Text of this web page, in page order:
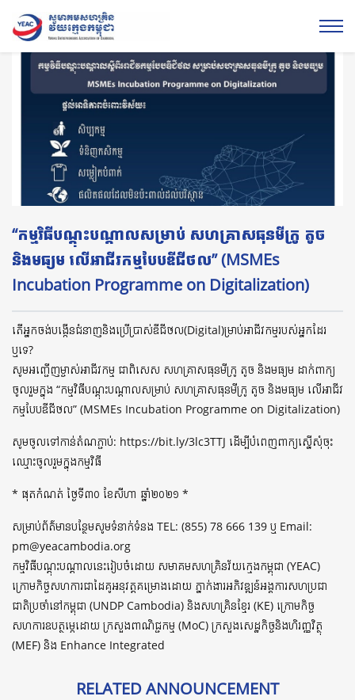
“កម្មវិធីបណ្តុះបណ្តាលសម្រាប់ សហគ្រាសធុនមីក្រូ តូច
និងមធ្យម លើអាជីវកម្មបែបឌីជីថល” (MSMEs
Incubation Programme on Digitalization)
តើអ្នកចង់បង្កើនជំនាញនិងប្រើប្រាស់ឌីជីថល(Digital)ម្រាប់អាជីវកម្មរបស់អ្នកដែរ
ឬទេ?
សូមអញ្ជើញម្ចាស់អាជីវកម្ម ជាពិសេស សហគ្រាសធុនមីក្រូ តូច និងមធ្យម ដាក់ពាក្យ
ចូលរួមក្នុង “កម្មវិធីបណ្តុះបណ្តាលសម្រាប់ សហគ្រាសធុនមីក្រូ តូច និងមធ្យម លើអាជីវ
កម្មបែបឌីជីថល” (MSMEs Incubation Programme on Digitalization)
សូមចូលទៅកាន់តំណភ្ជាប់: https://bit.ly/3lc3TTJ ដើម្បីបំពេញពាក្យស្នើសុំចុះ
ឈ្មោះចូលរួមក្នុងកម្មវិធី
* ផុតកំណត់ ថ្ងៃទី៣០ ខែសីហា ឆ្នាំ២០២១ *
សម្រាប់ព័ត៌មានបន្ថែមសូមទំនាក់ទំនង TEL: (855) 78 666 139 ឬ Email:
pm@yeacambodia.org
កម្មវិធីបណ្តុះបណ្តាលនេះរៀបចំដោយ សមាគមសហគ្រិនវ័យក្មេងកម្ពុជា (YEAC)
ក្រោមកិច្ចសហការជាដៃគូអនុវត្តគម្រោងដោយ ភ្នាក់ងារអភិវឌ្ឍន៍អង្គការសហប្រជា
ជាតិប្រចាំនៅកម្ពុជា (UNDP Cambodia) និងសហគ្រិនខ្មែរ (KE) ក្រោមកិច្ច
សហការឧបត្ថម្ភេដោយ ក្រសួងពាណិជ្ជកម្ម (MoC) ក្រសួងសេដ្ឋកិច្ចនិងហិរញ្ញវិត្ថុ
(MEF) និង Enhance Integrated
RELATED ANNOUNCEMENT